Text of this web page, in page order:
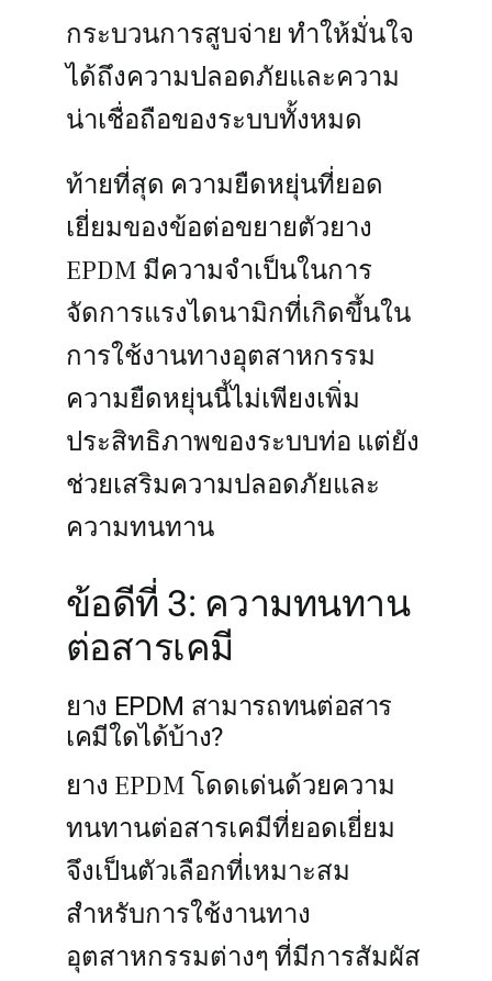
กระบวนการสูบจ่าย ทำให้มั่นใจ
ได้ถึงความปลอดภัยและความ
น่าเชื่อถือของระบบทั้งหมด
ท้ายที่สุด ความยืดหยุ่นที่ยอด
เยี่ยมของข้อต่อขยายตัวยาง
EPDM มีความจำเป็นในการ
จัดการแรงไดนามิกที่เกิดขึ้นใน
การใช้งานทางอุตสาหกรรม
ความยืดหยุ่นนี้ไม่เพียงเพิ่ม
ประสิทธิภาพของระบบท่อ แต่ยัง
ช่วยเสริมความปลอดภัยและ
ความทนทาน
ข้อดีที่ 3: ความทนทาน
ต่อสารเคมี
ยาง EPDM สามารถทนต่อสาร
เคมีใดได้บ้าง?
ยาง EPDM โดดเด่นด้วยความ
ทนทานต่อสารเคมีที่ยอดเยี่ยม
จึงเป็นตัวเลือกที่เหมาะสม
สำหรับการใช้งานทาง
อุตสาหกรรมต่างๆ ที่มีการสัมผัส